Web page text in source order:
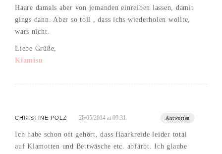
Haare damals aber von jemanden einreiben lassen, damit
gings dann. Aber so toll , dass ichs wiederholen wollte,
wars nicht.
Liebe Grüße,
Kiamisu
CHRISTINE POLZ 26/05/2014 at 09:31 Antworten
Ich habe schon oft gehört, dass Haarkreide leider total
auf Klamotten und Bettwäsche etc. abfärbt. Ich glaube